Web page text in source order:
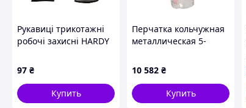
Рукавиці трикотажні
робочі захисні HARDY
посилені
97 ₴
Купить
Перчатка кольчужная
металлическая 5-
металлическим
крючком рукав 190 мм
размер S
GS2111119016
10 582 ₴
Купить